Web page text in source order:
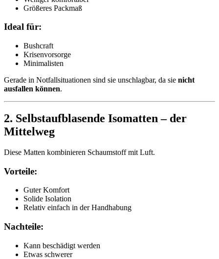
Größeres Packmaß
Ideal für:
Bushcraft
Krisenvorsorge
Minimalisten
Gerade in Notfallsituationen sind sie unschlagbar, da sie nicht
ausfallen können.
2. Selbstaufblasende Isomatten – der
Mittelweg
Diese Matten kombinieren Schaumstoff mit Luft.
Vorteile:
Guter Komfort
Solide Isolation
Relativ einfach in der Handhabung
Nachteile:
Kann beschädigt werden
Etwas schwerer